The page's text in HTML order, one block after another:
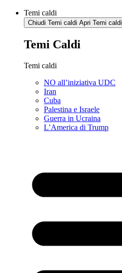
Temi caldi
Chiudi Temi caldi Apri Temi caldi
Temi Caldi
Temi caldi
NO all’iniziativa UDC
Iran
Cuba
Palestina e Israele
Guerra in Ucraina
L’America di Trump